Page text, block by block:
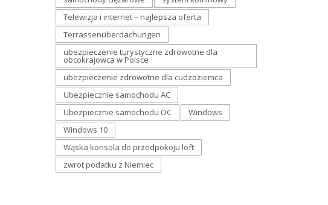
Telewizja i internet – najlepsza oferta
Terrassenüberdachungen
ubezpieczenie turystyczne zdrowotne dla
obcokrajowca w Polsce
ubezpieczenie zdrowotne dla cudzoziemca
Ubezpiecznie samochodu AC
Ubezpiecznie samochodu OC
Windows
Windows 10
Wąska konsola do przedpokoju loft
zwrot podatku z Niemiec